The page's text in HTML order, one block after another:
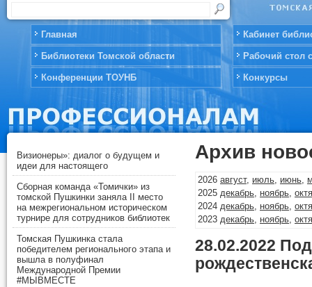
Главная
Библиотеки Томской области
Конференции ТОУНБ
Кабинет
Рабочий стол
Конкурсы
Визионеры»: диалог о будущем и
идеи для настоящего
Сборная команда «Томички» из
томской Пушкинки заняла II место
на межрегиональном историческом
турнире для сотрудников библиотек
Томская Пушкинка стала
победителем регионального этапа и
вышла в полуфинал
Международной Премии
#МЫВМЕСТЕ
Архив
2026 август, июль, июнь,
2025 декабрь, ноябрь,
2024 декабрь, ноябрь,
2023 декабрь, ноябрь,
2021
декабрь ,ноябрь ,
2020 декабрь,ноябрь,
2019 декабрь , ноябрь,
28.02.2022